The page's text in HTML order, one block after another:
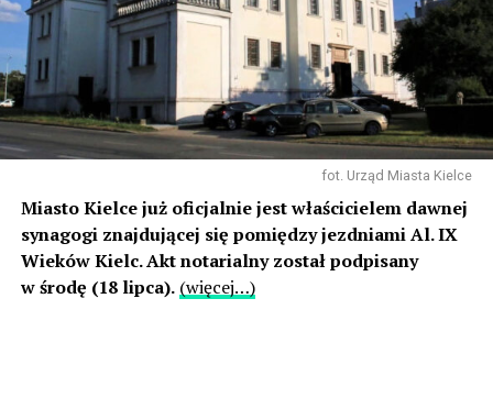
fot. Urząd Miasta Kielce
Miasto Kielce już oficjalnie jest właścicielem dawnej
synagogi znajdującej się pomiędzy jezdniami Al. IX
Wieków Kielc. Akt notarialny został podpisany
w środę (18 lipca). (więcej…)